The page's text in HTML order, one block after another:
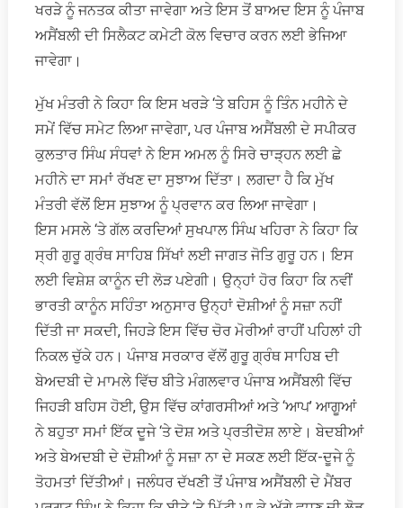
ਖਰੜੇ ਨੂੰ ਜਨਤਕ ਕੀਤਾ ਜਾਵੇਗਾ ਅਤੇ ਇਸ ਤੋਂ ਬਾਅਦ ਇਸ ਨੂੰ ਪੰਜਾਬ
ਅਸੈਂਬਲੀ ਦੀ ਸਿਲੈਕਟ ਕਮੇਟੀ ਕੋਲ ਵਿਚਾਰ ਕਰਨ ਲਈ ਭੇਜਿਆ
ਜਾਵੇਗਾ।
ਮੁੱਖ ਮੰਤਰੀ ਨੇ ਕਿਹਾ ਕਿ ਇਸ ਖਰੜੇ ‘ਤੇ ਬਹਿਸ ਨੂੰ ਤਿੰਨ ਮਹੀਨੇ ਦੇ
ਸਮੇਂ ਵਿੱਚ ਸਮੇਟ ਲਿਆ ਜਾਵੇਗਾ, ਪਰ ਪੰਜਾਬ ਅਸੈਂਬਲੀ ਦੇ ਸਪੀਕਰ
ਕੁਲਤਾਰ ਸਿੰਘ ਸੰਧਵਾਂ ਨੇ ਇਸ ਅਮਲ ਨੂੰ ਸਿਰੇ ਚਾੜ੍ਹਨ ਲਈ ਛੇ
ਮਹੀਨੇ ਦਾ ਸਮਾਂ ਰੱਖਣ ਦਾ ਸੁਝਾਅ ਦਿੱਤਾ। ਲਗਦਾ ਹੈ ਕਿ ਮੁੱਖ
ਮੰਤਰੀ ਵੱਲੋਂ ਇਸ ਸੁਝਾਅ ਨੂੰ ਪ੍ਰਵਾਨ ਕਰ ਲਿਆ ਜਾਵੇਗਾ।
ਇਸ ਮਸਲੇ ‘ਤੇ ਗੱਲ ਕਰਦਿਆਂ ਸੁਖਪਾਲ ਸਿੰਘ ਖਹਿਰਾ ਨੇ ਕਿਹਾ ਕਿ
ਸ੍ਰੀ ਗੁਰੂ ਗ੍ਰੰਥ ਸਾਹਿਬ ਸਿੱਖਾਂ ਲਈ ਜਾਗਤ ਜੋਤਿ ਗੁਰੂ ਹਨ। ਇਸ
ਲਈ ਵਿਸ਼ੇਸ਼ ਕਾਨੂੰਨ ਦੀ ਲੋੜ ਪਏਗੀ। ਉਨ੍ਹਾਂ ਹੋਰ ਕਿਹਾ ਕਿ ਨਵੀਂ
ਭਾਰਤੀ ਕਾਨੂੰਨ ਸਹਿੰਤਾ ਅਨੁਸਾਰ ਉਨ੍ਹਾਂ ਦੋਸ਼ੀਆਂ ਨੂੰ ਸਜ਼ਾ ਨਹੀਂ
ਦਿੱਤੀ ਜਾ ਸਕਦੀ, ਜਿਹੜੇ ਇਸ ਵਿੱਚ ਚੋਰ ਮੋਰੀਆਂ ਰਾਹੀਂ ਪਹਿਲਾਂ ਹੀ
ਨਿਕਲ ਚੁੱਕੇ ਹਨ। ਪੰਜਾਬ ਸਰਕਾਰ ਵੱਲੋਂ ਗੁਰੂ ਗ੍ਰੰਥ ਸਾਹਿਬ ਦੀ
ਬੇਅਦਬੀ ਦੇ ਮਾਮਲੇ ਵਿੱਚ ਬੀਤੇ ਮੰਗਲਵਾਰ ਪੰਜਾਬ ਅਸੈਂਬਲੀ ਵਿੱਚ
ਜਿਹੜੀ ਬਹਿਸ ਹੋਈ, ਉਸ ਵਿੱਚ ਕਾਂਗਰਸੀਆਂ ਅਤੇ ‘ਆਪ’ ਆਗੂਆਂ
ਨੇ ਬਹੁਤਾ ਸਮਾਂ ਇੱਕ ਦੂਜੇ ‘ਤੇ ਦੋਸ਼ ਅਤੇ ਪ੍ਰਤੀਦੋਸ਼ ਲਾਏ। ਬੇਦਬੀਆਂ
ਅਤੇ ਬੇਅਦਬੀ ਦੇ ਦੋਸ਼ੀਆਂ ਨੂੰ ਸਜ਼ਾ ਨਾ ਦੇ ਸਕਣ ਲਈ ਇੱਕ-ਦੂਜੇ ਨੂੰ
ਤੋਹਮਤਾਂ ਦਿੱਤੀਆਂ। ਜਲੰਧਰ ਦੱਖਣੀ ਤੋਂ ਪੰਜਾਬ ਅਸੈਂਬਲੀ ਦੇ ਮੈਂਬਰ